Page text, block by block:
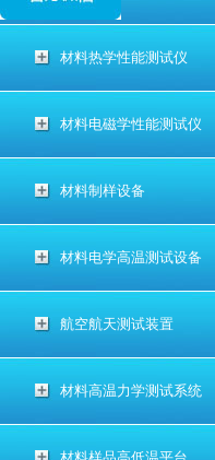
材料热学性能测试仪
材料电磁学性能测试仪
材料制样设备
材料电学高温测试设备
航空航天测试装置
材料高温力学测试系统